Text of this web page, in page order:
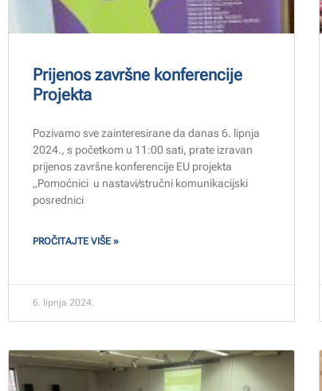
Prijenos završne konferencije
Projekta
Pozivamo sve zainteresirane da danas 6. lipnja
2024., s početkom u 11:00 sati, prate izravan
prijenos završne konferencije EU projekta
„Pomoćnici u nastavi/stručni komunikacijski
posrednici
PROČITAJTE VIŠE »
6. lipnja 2024.